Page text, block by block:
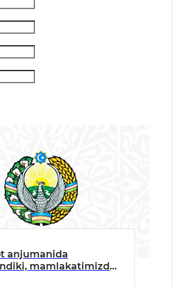
anjumanida
mamlakatimizda